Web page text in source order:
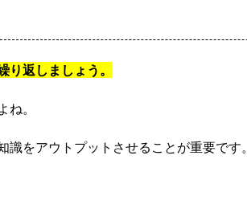
返しましょう。
。
をアウトプットさせることが重要です。